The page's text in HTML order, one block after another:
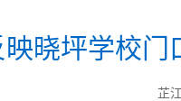
晓坪学校
芷